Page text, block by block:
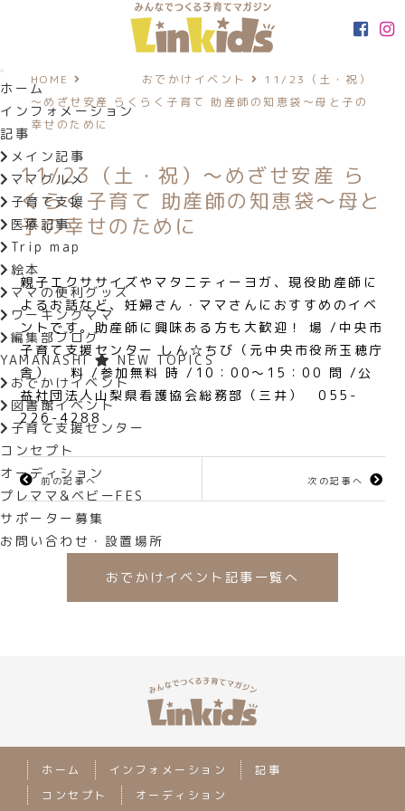
ホーム
インフォメーション
記事
メイン記事
ママグルメ
子育て支援
医療記事
Trip map
絵本
ママの便利グッズ
ワーキングママ
編集部ブログ
YAMANASHI
NEW TOPICS
おでかけイベント
図書館イベント
子育て支援センター
コンセプト
オーディション
プレママ&ベビーFES
サポーター募集
お問い合わせ・設置場所
HOME おでかけイベント
11/23（土・祝）
～めざせ安産 らくらく子育て 助産師の知恵袋～母と子の
幸せのために
11/23（土・祝）～めざせ安産 ら
くらく子育て 助産師の知恵袋～母と
子の幸せのために
親子エクササイズやマタニティーヨガ、現役助産師に
よるお話など、妊婦さん・ママさんにおすすめのイベ
ントです。助産師に興味ある方も大歓迎！ 場 /中央市
子育て支援センター しん☆ちび（元中央市役所玉穂庁
舎） 料 /参加無料 時 /10：00～15：00 問 /公
益社団法人山梨県看護協会総務部（三井） 055-
226-4288
前の記事へ 次の記事へ
おでかけイベント記事一覧へ
ホーム インフォメーション
記事
コンセプト
オーディション